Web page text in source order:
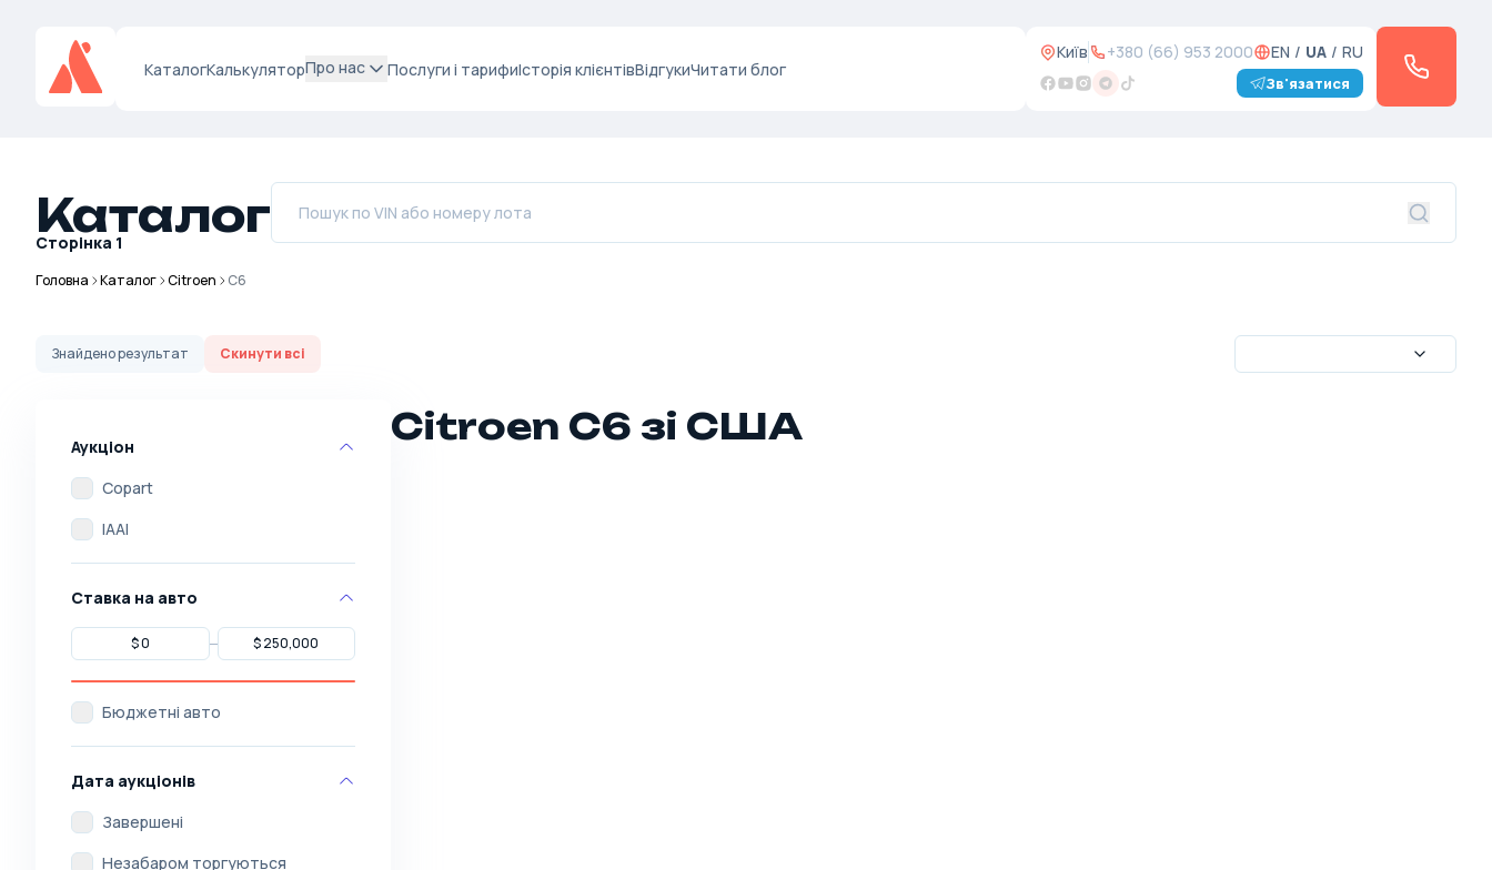
КаталогКалькуляторПро нас Послуги і тарифиІсторія клієнтівВідгукиЧитати блог
Київ +380 (66) 953 2000 EN / UA / RU
Зв'язатися
Каталог
Сторінка 1
Головна Каталог Citroen C6
Знайденорезультат Скинути всі
Аукціон
Copart
IAAI
Ставка на авто
Бюджетні авто
Дата аукціонів
Завершені
Незабаром торгуються
Citroen C6 зі США